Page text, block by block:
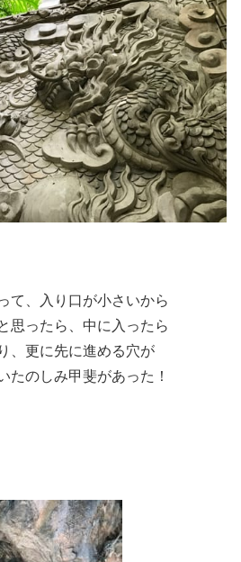
て、入り口が小さいから
思ったら、中に入ったら
、更に先に進める穴が
たのしみ甲斐があった！